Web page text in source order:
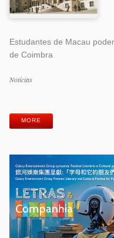
Estudantes de Macau
de Coimbra
Categorias
Notícias
MORE